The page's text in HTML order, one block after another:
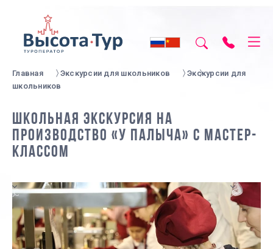
Главная Экскурсии для школьников
Экскурсии для
школьников
ШКОЛЬНАЯ ЭКСКУРСИЯ НА
ПРОИЗВОДСТВО «У ПАЛЫЧА» С МАСТЕР-
КЛАССОМ